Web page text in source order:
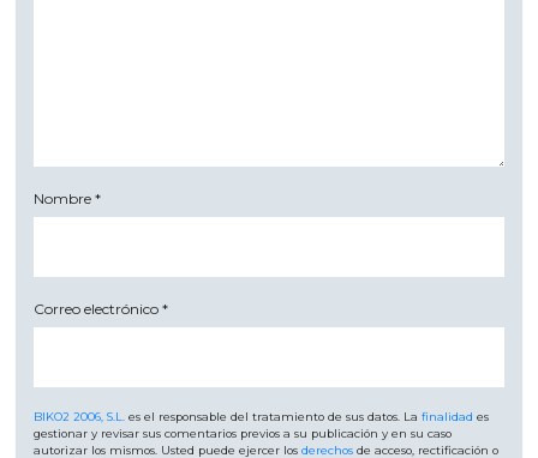
Nombre*
Correo electrónico*
BIKO2 2006, S.L. es el responsable del tratamiento de sus datos. Lafinalidad es
gestionar y revisar sus comentarios previos a su publicación y en su caso
autorizar los mismos. Usted puede ejercer losderechos de acceso, rectificación o